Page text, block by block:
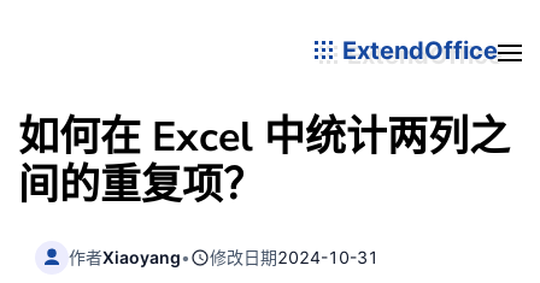
ExtendOffice
如何在 Excel 中统计两列之
间的重复项？
作者Xiaoyang• 修改日期2024-10-31